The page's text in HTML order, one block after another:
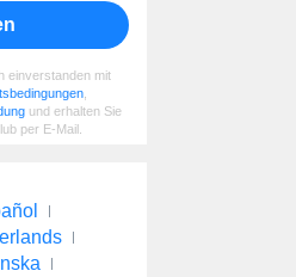
einverstanden mit
und erhalten Sie
per E-Mail.